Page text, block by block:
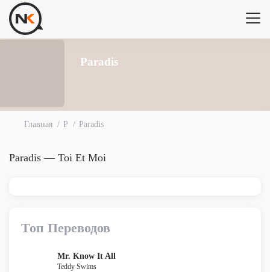
Paradis
Главная P Paradis
Paradis — Toi Et Moi
Топ Переводов
Mr. Know It All
Teddy Swims